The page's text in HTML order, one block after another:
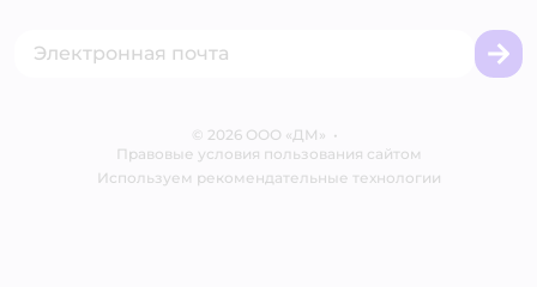
Блог
Корм для собак
© 2026 ООО «ДМ» •
Правовые условия пользования сайтом
Используем рекомендательные технологии